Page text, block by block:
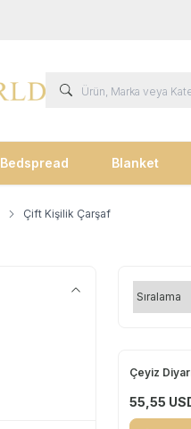
Bedspread Blanket
Çift Kişilik Çarşaf
Yeni
Çeyiz
55,55